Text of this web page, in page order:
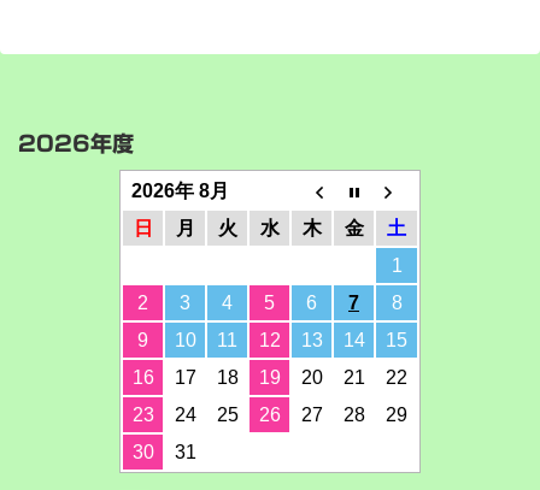
2026年度
2026年 8月
日
月 火 水 木 金
土
1
2
3 4 5 6 7
8
9
10 11 12 13 14
15
16
17 18 19 20 21
22
23
24 25 26 27 28
29
30
31